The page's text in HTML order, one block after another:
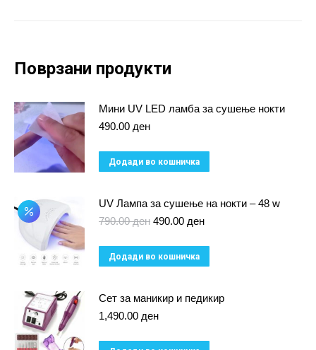
Поврзани продукти
Мини UV LED ламба за сушење нокти
490.00 ден
Додади во кошничка
UV Лампа за сушење на нокти – 48 w
790.00ден Original
was:
790.00 ден.
490.00 денCurrent
is:
Додади во кошничка
Сет за маникир и педикир
1,490.00 ден